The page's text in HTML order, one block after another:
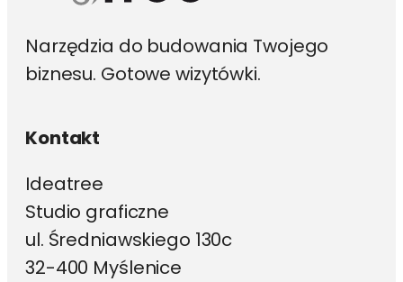
Narzędzia do budowania Twojego
biznesu. Gotowe wizytówki.
Kontakt
Ideatree
Studio graficzne
ul. Średniawskiego 130c
32-400 Myślenice